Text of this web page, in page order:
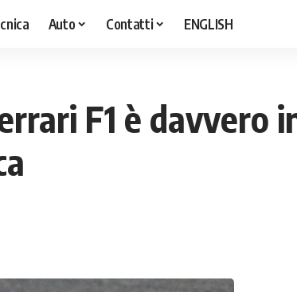
Auto Contatti ENGLISH
F1 è davvero